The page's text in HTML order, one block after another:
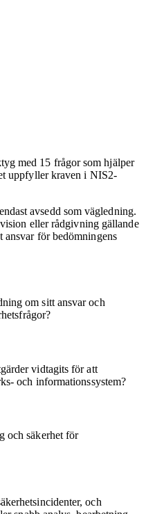
cybersäkerhet för kritisk
att stämma av er
idag.
med 15 frågor som hjälper
uppfyller kraven i NIS2-
avsedd som vägledning.
eller rådgivning gällande
för bedömningens
om sitt ansvar och
vidtagits för att
och informationssystem?
och säkerhet för
och